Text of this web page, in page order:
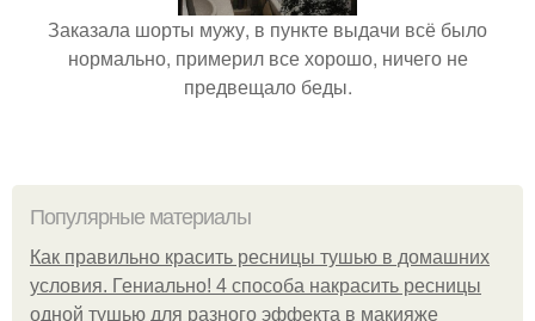
Заказала шорты мужу, в пункте выдачи всё было
нормально, примерил все хорошо, ничего не
предвещало беды.
Популярные материалы
Как правильно красить ресницы тушью в домашних
условия. Гениально! 4 способа накрасить ресницы
одной тушью для разного эффекта в макияже